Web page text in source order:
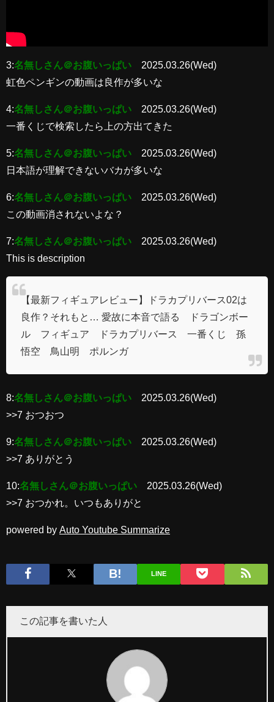
3:名無しさん＠お腹いっぱい
2025.03.26(Wed)
虹色ペンギンの動画は良作が多いな
4:名無しさん＠お腹いっぱい
2025.03.26(Wed)
一番くじで検索したら上の方出てきた
5:名無しさん＠お腹いっぱい
2025.03.26(Wed)
日本語が理解できないバカが多いな
6:名無しさん＠お腹いっぱい
2025.03.26(Wed)
この動画消されないよな？
7:名無しさん＠お腹いっぱい
2025.03.26(Wed)
This is description
【最新フィギュアレビュー】ドラカプリバース02は
良作？それもと… 愛故に本音で語る ドラゴンボー
ル フィギュア ドラカプリバース 一番くじ 孫
悟空 鳥山明 ポルンガ
8:名無しさん＠お腹いっぱい
2025.03.26(Wed)
>>7 おつおつ
9:名無しさん＠お腹いっぱい
2025.03.26(Wed)
>>7 ありがとう
10:名無しさん＠お腹いっぱい
2025.03.26(Wed)
>>7 おつかれ。いつもありがと
powered by Auto Youtube Summarize
LINE
この記事を書いた人